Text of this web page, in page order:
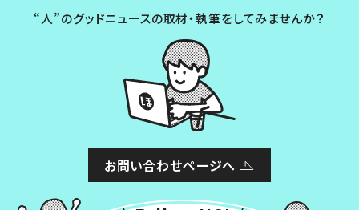
“人”のグッドニュースの取材・執筆をしてみませんか？
お問い合わせページへ